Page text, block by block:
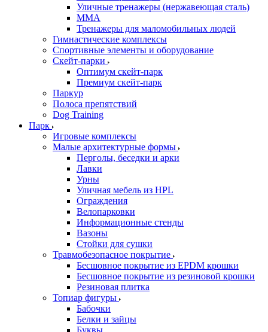
Уличные тренажеры (нержавеющая сталь)
ММА
Тренажеры для маломобильных людей
Гимнастические комплексы
Спортивные элементы и оборудование
Скейт-парки
Оптимум скейт-парк
Премиум скейт-парк
Паркур
Полоса препятствий
Dog Training
Парк
Игровые комплексы
Малые архитектурные формы
Перголы, беседки и арки
Лавки
Урны
Уличная мебель из HPL
Ограждения
Велопарковки
Информационные стенды
Вазоны
Стойки для сушки
Травмобезопасное покрытие
Бесшовное покрытие из EPDM крошки
Бесшовное покрытие из резиновой крошки
Резиновая плитка
Топиар фигуры
Бабочки
Белки и зайцы
Буквы